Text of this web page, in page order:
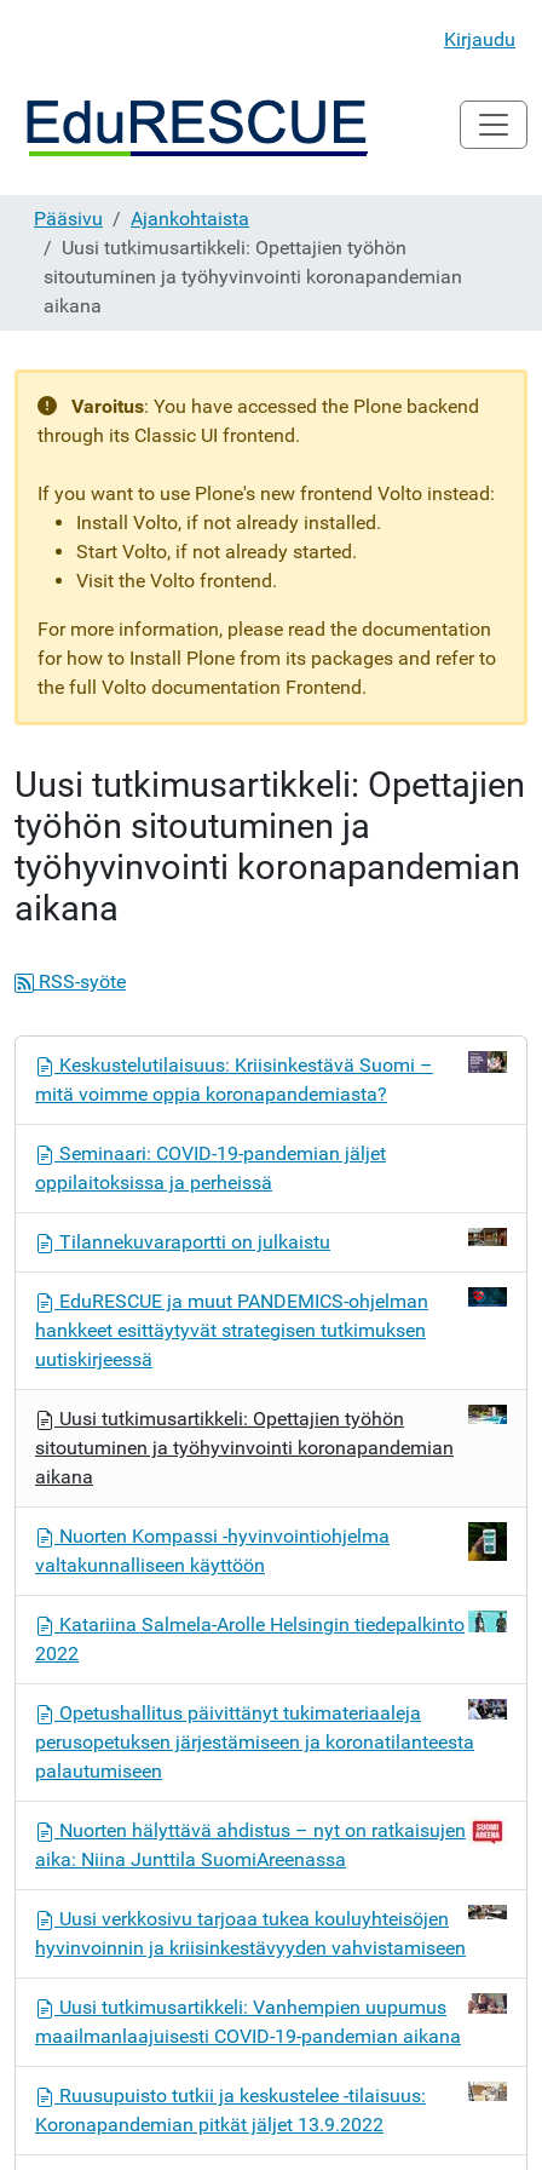
Kirjaudu
Pääsivu
Ajankohtaista
Uusi tutkimusartikkeli: Opettajien työhön
sitoutuminen ja työhyvinvointi koronapandemian
aikana
Varoitus: You have accessed the Plone backend
through its Classic UI frontend.
If you want to use Plone's new frontend Volto instead:
Install Volto, if not already installed.
Start Volto, if not already started.
Visit the Volto frontend.
For more information, please read the documentation
for how to Install Plone from its packages and refer to
the full Volto documentation Frontend.
Uusi tutkimusartikkeli: Opettajien
työhön sitoutuminen ja
työhyvinvointi koronapandemian
aikana
RSS-syöte
Keskustelutilaisuus: Kriisinkestävä Suomi –
mitä voimme oppia koronapandemiasta?
Seminaari: COVID-19-pandemian jäljet
oppilaitoksissa ja perheissä
Tilannekuvaraportti on julkaistu
EduRESCUE ja muut PANDEMICS-ohjelman
hankkeet esittäytyvät strategisen tutkimuksen
uutiskirjeessä
Uusi tutkimusartikkeli: Opettajien työhön
sitoutuminen ja työhyvinvointi koronapandemian
aikana
Nuorten Kompassi -hyvinvointiohjelma
valtakunnalliseen käyttöön
Katariina Salmela-Arolle Helsingin tiedepalkinto
2022
Opetushallitus päivittänyt tukimateriaaleja
perusopetuksen järjestämiseen ja koronatilanteesta
palautumiseen
Nuorten hälyttävä ahdistus – nyt on ratkaisujen
aika: Niina Junttila SuomiAreenassa
Uusi verkkosivu tarjoaa tukea kouluyhteisöjen
hyvinvoinnin ja kriisinkestävyyden vahvistamiseen
Uusi tutkimusartikkeli: Vanhempien uupumus
maailmanlaajuisesti COVID-19-pandemian aikana
Ruusupuisto tutkii ja keskustelee -tilaisuus:
Koronapandemian pitkät jäljet 13.9.2022